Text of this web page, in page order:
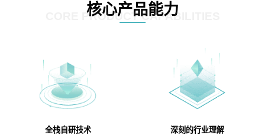
核心产品能力
CORE PRODUCT CAPABILITIES
全栈自研技术 深刻的行业理解